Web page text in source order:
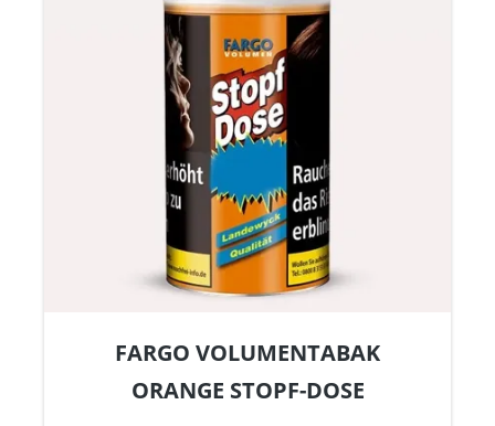
FARGO VOLUMENTABAK
ORANGE STOPF-DOSE